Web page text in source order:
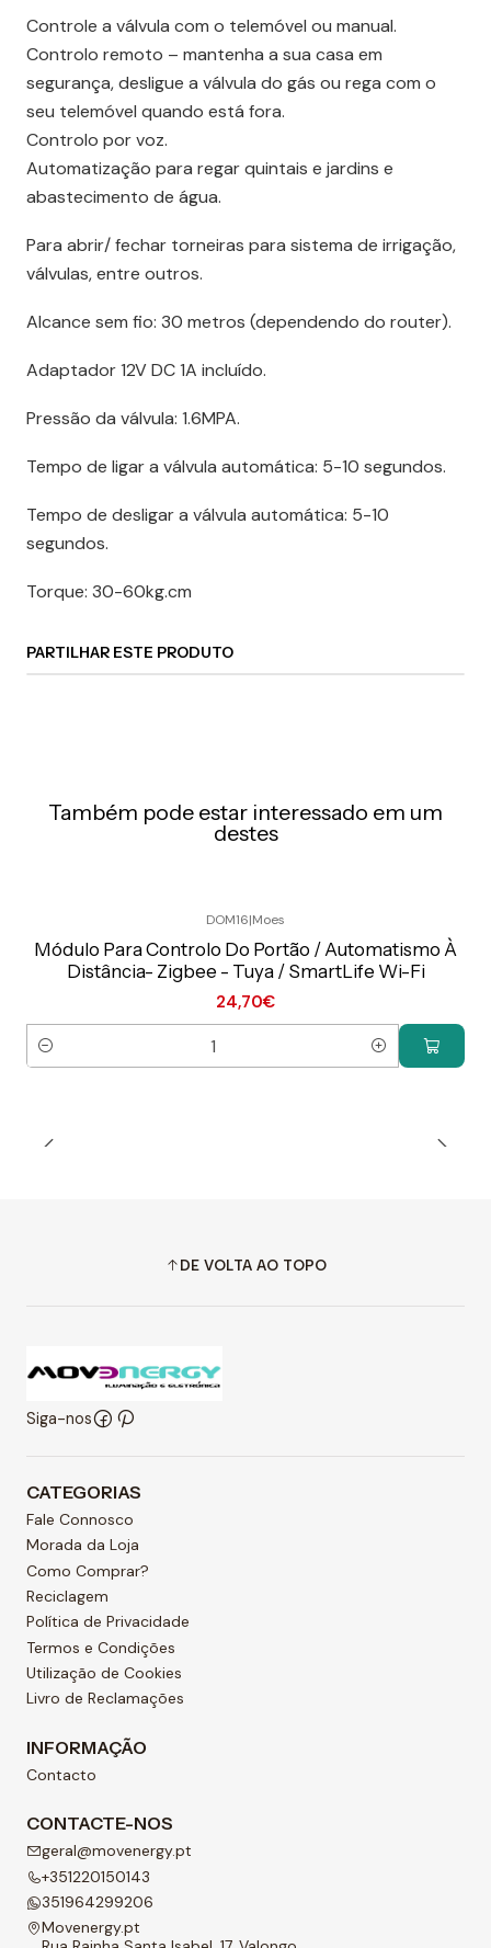
Controle a válvula com o telemóvel ou manual.
Controlo remoto – mantenha a sua casa em
segurança, desligue a válvula do gás ou rega com o
seu telemóvel quando está fora.
Controlo por voz.
Automatização para regar quintais e jardins e
abastecimento de água.
Para abrir/ fechar torneiras para sistema de irrigação,
válvulas, entre outros.
Alcance sem fio: 30 metros (dependendo do router).
Adaptador 12V DC 1A incluído.
Pressão da válvula: 1.6MPA.
Tempo de ligar a válvula automática: 5-10 segundos.
Tempo de desligar a válvula automática: 5-10
segundos.
Torque: 30-60kg.cm
PARTILHAR ESTE PRODUTO
Também pode estar interessado em um
destes
DOM16|Moes
Módulo Para Controlo Do Portão / Automatismo À
Distância- Zigbee - Tuya / SmartLife Wi-Fi
24,70€
Quantidade
DE VOLTA AO TOPO
Siga-nos
CATEGORIAS
Fale Connosco
Morada da Loja
Como Comprar?
Reciclagem
Política de Privacidade
Termos e Condições
Utilização de Cookies
Livro de Reclamações
INFORMAÇÃO
Contacto
CONTACTE-NOS
geral@movenergy.pt
+351220150143
351964299206
Movenergy.pt